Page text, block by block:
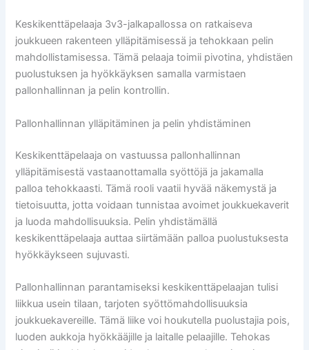
Keskikenttäpelaaja 3v3-jalkapallossa on ratkaiseva
joukkueen rakenteen ylläpitämisessä ja tehokkaan pelin
mahdollistamisessa. Tämä pelaaja toimii pivotina, yhdistäen
puolustuksen ja hyökkäyksen samalla varmistaen
pallonhallinnan ja pelin kontrollin.
Pallonhallinnan ylläpitäminen ja pelin yhdistäminen
Keskikenttäpelaaja on vastuussa pallonhallinnan
ylläpitämisestä vastaanottamalla syöttöjä ja jakamalla
palloa tehokkaasti. Tämä rooli vaatii hyvää näkemystä ja
tietoisuutta, jotta voidaan tunnistaa avoimet joukkuekaverit
ja luoda mahdollisuuksia. Pelin yhdistämällä
keskikenttäpelaaja auttaa siirtämään palloa puolustuksesta
hyökkäykseen sujuvasti.
Pallonhallinnan parantamiseksi keskikenttäpelaajan tulisi
liikkua usein tilaan, tarjoten syöttömahdollisuuksia
joukkuekavereille. Tämä liike voi houkutella puolustajia pois,
luoden aukkoja hyökkääjille ja laitalle pelaajille. Tehokas